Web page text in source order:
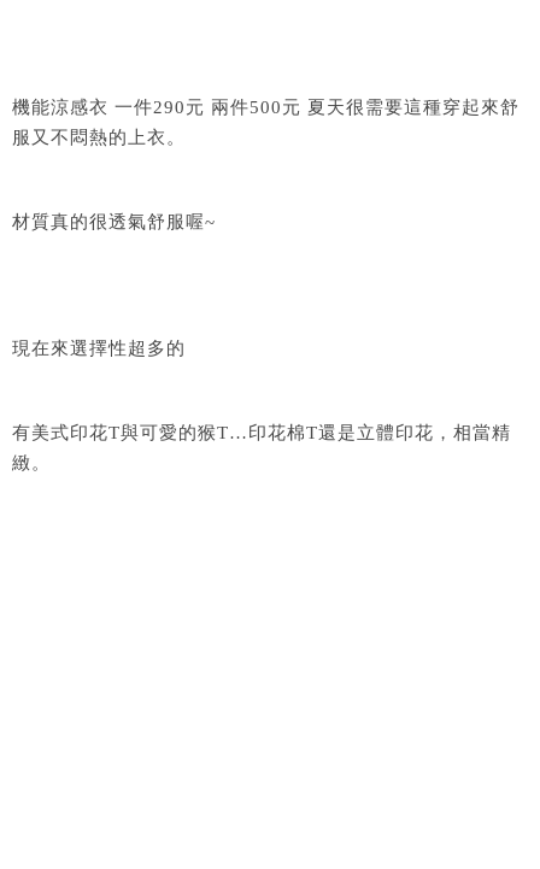
機能涼感衣 一件290元 兩件500元 夏天很需要這種穿起來舒
服又不悶熱的上衣。
材質真的很透氣舒服喔~
現在來選擇性超多的
有美式印花T與可愛的猴T…印花棉T還是立體印花，相當精
緻。